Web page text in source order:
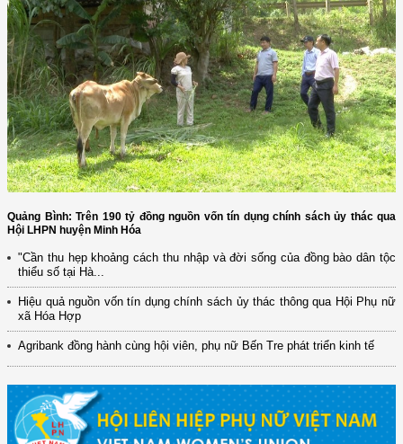
Quảng Bình: Trên 190 tỷ đồng nguồn vốn tín dụng chính sách ủy thác qua
Hội LHPN huyện Minh Hóa
"Cần thu hẹp khoảng cách thu nhập và đời sống của đồng bào dân tộc
thiểu số tại Hà...
Hiệu quả nguồn vốn tín dụng chính sách ủy thác thông qua Hội Phụ nữ
xã Hóa Hợp
Agribank đồng hành cùng hội viên, phụ nữ Bến Tre phát triển kinh tế